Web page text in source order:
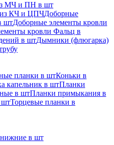
МЧ и ПН в шт
из КЧ и ЦПЧДоборные
штДоборные элементы кровли
кровли Фальц в
в штДымники (флюгарка)
планки в штКоньки в
капельник в штПланки
в штПланки примыкания в
штТорцевые планки в
в шт